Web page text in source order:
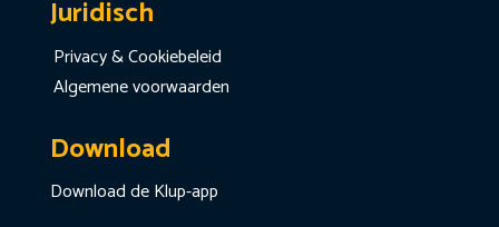
Juridisch
Privacy & Cookiebeleid
Algemene voorwaarden
Download
Download de Klup-app